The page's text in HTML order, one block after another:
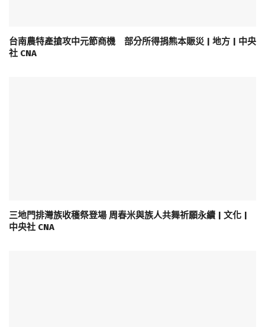
台南農特產搶攻中元節商機 部分所得捐熊本賑災 | 地方 | 中央
社 CNA
三地門排灣族收穫祭登場 周春米與族人共舞祈願永續 | 文化 |
中央社 CNA